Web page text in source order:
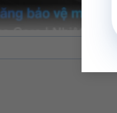
có trọng lượng tổng thể